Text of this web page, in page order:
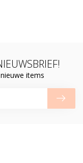
items